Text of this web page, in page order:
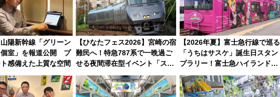
陽新幹線「グリーン
個室」を報道公開 プ
感備えた上質な空間
【ひなたフェス2026】宮崎の宿
難民へ！特急787系で一晩過ご
せる夜間滞在型イベント「スワ
ローおひさま」が救世主に？
【2026年夏】富士急行線で巡る
「うちはサスケ」誕生日スタン
プラリー！富士急ハイランド限
定グルメ＆グッズ徹底ガイド